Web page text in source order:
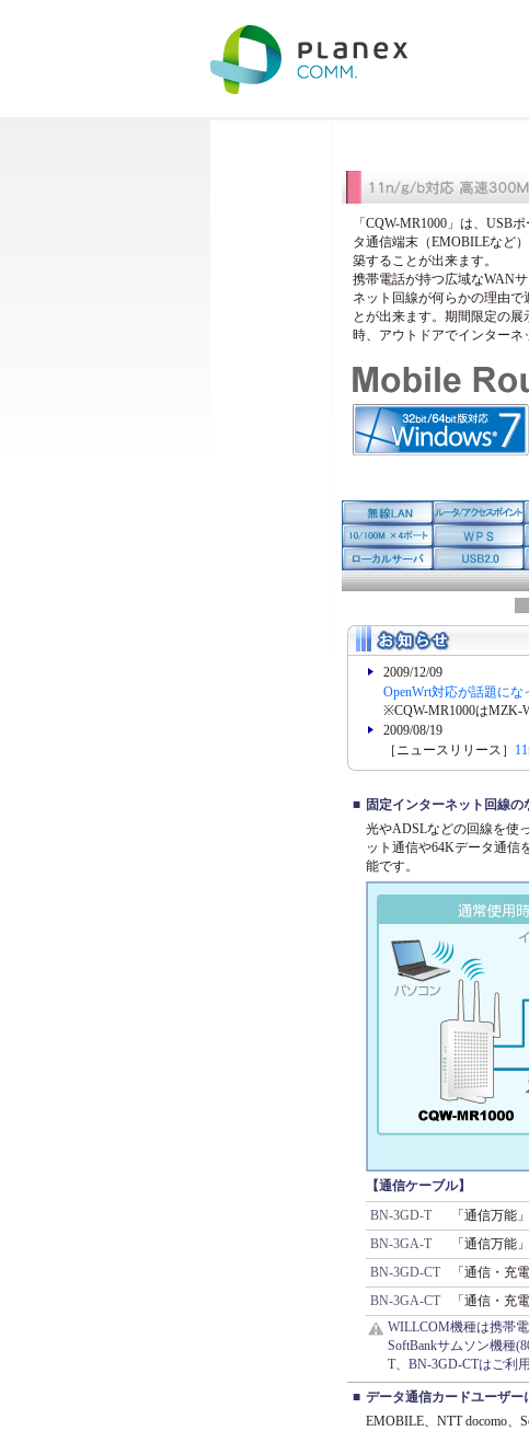
「CQW-MR1000」は、USB
タ通信端末（EMOBILEなど
築することが出来ます。
携帯電話が持つ広域なWAN
ネット回線が何らかの理由
とが出来ます。期間限定の
時、アウトドアでインターネ
2009/12/09
OpenWrt対応が話題にな
※CQW-MR1000はMZK-
2009/08/19
［ニュースリリース］
■ 固定インターネット回線
光やADSLなどの回線を使
ット通信や64Kデータ通信
能です。
【通信ケーブル】
BN-3GD-T
「通信万能
BN-3GA-T
「通信万能
BN-3GD-CT
「通信・充
BN-3GA-CT
「通信・充
WILLCOM機種は携帯
SoftBankサムソン機種
T、BN-3GD-CTはご利
■ データ通信カードユーザー
EMOBILE、NTT docomo